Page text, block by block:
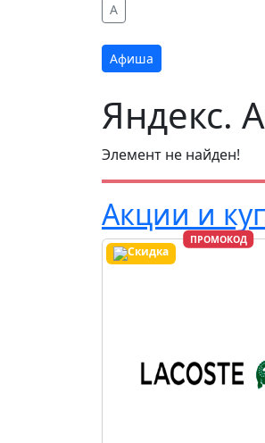
A
Афиша
Яндекс.
Элемент не найден!
Акции и
ПРОМОКОД